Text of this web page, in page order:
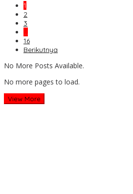
1
2
3
…
16
Berikutnya
No More Posts Available.
No more pages to load.
View More